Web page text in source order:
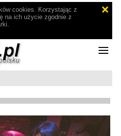
cookies. Korzystając z
na ich użycie zgodnie z